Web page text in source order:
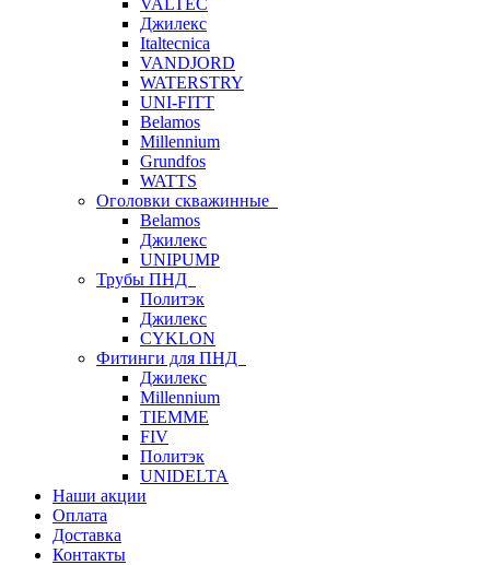
VALTEC
Джилекс
Italtecnica
VANDJORD
WATERSTRY
UNI-FITT
Belamos
Millennium
Grundfos
WATTS
Оголовки скважинные
Belamos
Джилекс
UNIPUMP
Трубы ПНД
Политэк
Джилекс
CYKLON
Фитинги для ПНД
Джилекс
Millennium
TIEMME
FIV
Политэк
UNIDELTA
Наши акции
Оплата
Доставка
Контакты